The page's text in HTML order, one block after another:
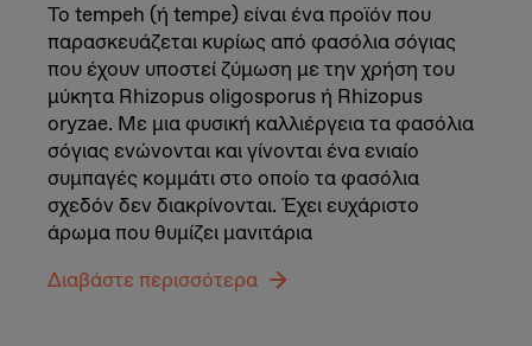
Το tempeh (ή tempe) είναι ένα προϊόν που
παρασκευάζεται κυρίως από φασόλια σόγιας
που έχουν υποστεί ζύμωση με την χρήση του
μύκητα Rhizopus oligosporus ή Rhizopus
oryzae. Με μια φυσική καλλιέργεια τα φασόλια
σόγιας ενώνονται και γίνονται ένα ενιαίο
συμπαγές κομμάτι στο οποίο τα φασόλια
σχεδόν δεν διακρίνονται. Έχει ευχάριστο
άρωμα που θυμίζει μανιτάρια
Διαβάστε περισσότερα